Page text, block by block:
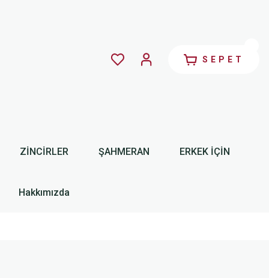
SEPET
ZİNCİRLER ŞAHMERAN ERKEK İÇİN
Hakkımızda